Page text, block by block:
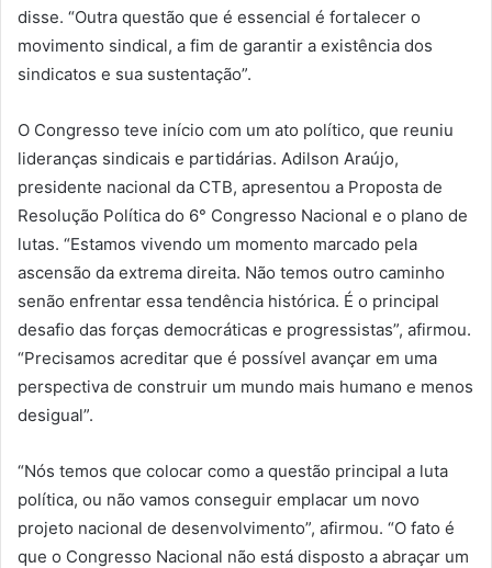
disse. “Outra questão que é essencial é fortalecer o
movimento sindical, a fim de garantir a existência dos
sindicatos e sua sustentação”.
O Congresso teve início com um ato político, que reuniu
lideranças sindicais e partidárias. Adilson Araújo,
presidente nacional da CTB, apresentou a Proposta de
Resolução Política do 6° Congresso Nacional e o plano de
lutas. “Estamos vivendo um momento marcado pela
ascensão da extrema direita. Não temos outro caminho
senão enfrentar essa tendência histórica. É o principal
desafio das forças democráticas e progressistas”, afirmou.
“Precisamos acreditar que é possível avançar em uma
perspectiva de construir um mundo mais humano e menos
desigual”.
“Nós temos que colocar como a questão principal a luta
política, ou não vamos conseguir emplacar um novo
projeto nacional de desenvolvimento”, afirmou. “O fato é
que o Congresso Nacional não está disposto a abraçar um